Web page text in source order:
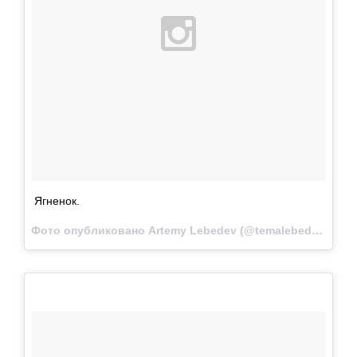
Ягненок.
Фото опубликовано Artemy Lebedev (@temalebedev)